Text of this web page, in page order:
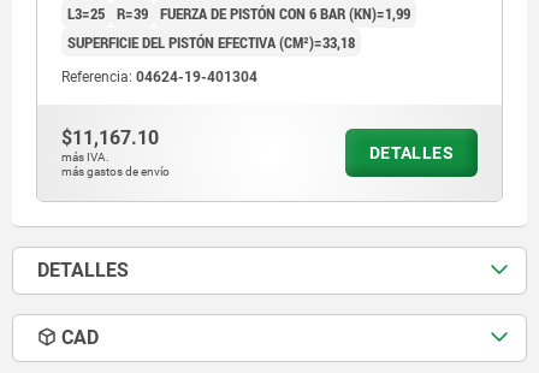
L3=25 R=39 FUERZA DE PISTÓN CON 6 BAR (KN)=1,99
SUPERFICIE DEL PISTÓN EFECTIVA (CM²)=33,18
Referencia: 04624-19-401304
$11,167.10
más IVA.
más gastos de envío
DETALLES
DETALLES
CAD